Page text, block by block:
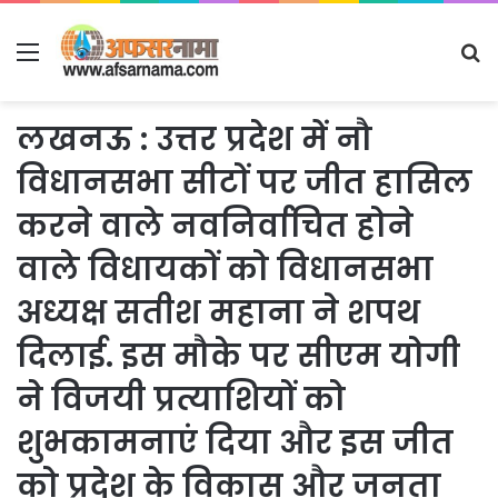
Menu
लखनऊ : उत्तर प्रदेश में नौ
विधानसभा सीटों पर जीत हासिल
करने वाले नवनिर्वाचित होने
वाले विधायकों को विधानसभा
अध्यक्ष सतीश महाना ने शपथ
दिलाई. इस मौके पर सीएम योगी
ने विजयी प्रत्याशियों को
शुभकामनाएं दिया और इस जीत
को प्रदेश के विकास और जनता